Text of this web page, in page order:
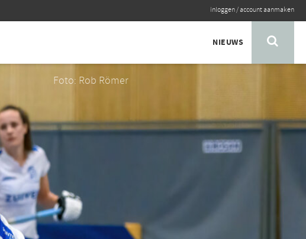
inloggen/account aanmaken
NIEUWS
Foto: Rob Römer